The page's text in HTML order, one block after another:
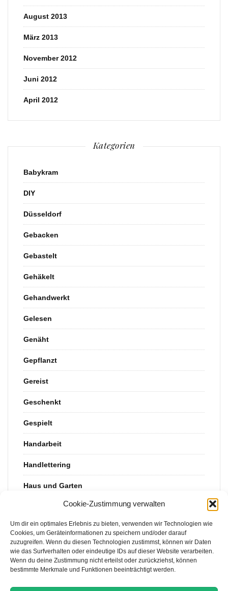
Cookie-Zustimmung verwalten
Um dir ein optimales Erlebnis zu bieten, verwenden wir Technologien wie
Cookies, um Geräteinformationen zu speichern und/oder darauf
zuzugreifen. Wenn du diesen Technologien zustimmst, können wir Daten
wie das Surfverhalten oder eindeutige IDs auf dieser Website verarbeiten.
Wenn du deine Zustimmung nicht erteilst oder zurückziehst, können
bestimmte Merkmale und Funktionen beeinträchtigt werden.
August 2013
März 2013
November 2012
Juni 2012
April 2012
Kategorien
Babykram
DIY
Düsseldorf
Gebacken
Gebastelt
Gehäkelt
Gehandwerkt
Gelesen
Genäht
Gepflanzt
Gereist
Geschenkt
Gespielt
Handarbeit
Handlettering
Haus und Garten
Rezept
Uncategorized
Upcycling